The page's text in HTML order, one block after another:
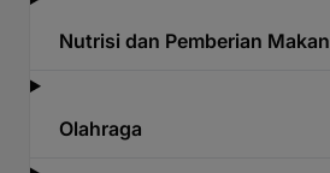
Nutrisi dan Pemberian Makan
Olahraga